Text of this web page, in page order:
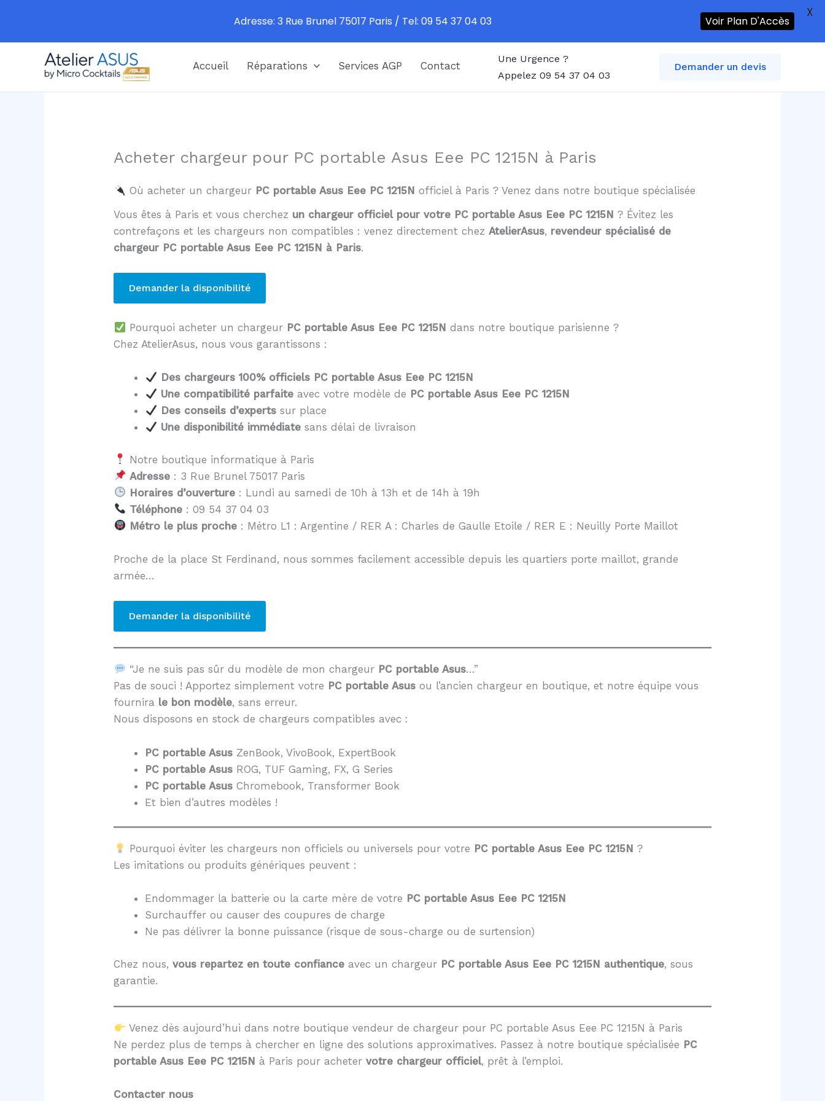
Accueil Réparations Services AGP Contact
Une Urgence ?
Appelez 09 54 37 04 03
Demander un devis
Acheter chargeur pour PC portable Asus Eee PC 1215N à Paris
Où acheter un chargeur PC portable Asus Eee PC 1215N officiel à Paris ? Venez dans notre boutique spécialisée
Vous êtes à Paris et vous cherchez un chargeur officiel pour votre PC portable Asus Eee PC 1215N ? Évitez les
contrefaçons et les chargeurs non compatibles : venez directement chezAtelierAsus, revendeur spécialisé de
chargeur PC portable Asus Eee PC 1215N à Paris.
Demander la disponibilité
Pourquoi acheter un chargeur PC portable Asus Eee PC 1215N dans notre boutique parisienne ?
Chez AtelierAsus, nous vous garantissons :
Des chargeurs 100% officiels PC portable Asus Eee PC 1215N
Une compatibilité parfaiteavec votre modèle de PC portable Asus Eee PC 1215N
Des conseils d’expertssur place
Une disponibilité immédiatesans délai de livraison
Notre boutique informatique à Paris
Adresse: 3 Rue Brunel 75017 Paris
Horaires d’ouverture: Lundi au samedi de 10h à 13h et de 14h à 19h
Téléphone: 09 54 37 04 03
Métro le plus proche: Métro L1 : Argentine / RER A : Charles de Gaulle Etoile / RER E : Neuilly Porte Maillot
Proche de la place St Ferdinand, nous sommes facilement accessible depuis les quartiers porte maillot, grande
armée…
Demander la disponibilité
“Je ne suis pas sûr du modèle de mon chargeur PC portable Asus…”
Pas de souci ! Apportez simplement votre PC portable Asusou l’ancien chargeur en boutique, et notre équipe vous
fournira le bon modèle, sans erreur.
Nous disposons en stock de chargeurs compatibles avec :
PC portable Asus ZenBook, VivoBook, ExpertBook
PC portable Asus ROG, TUF Gaming, FX, G Series
PC portable AsusChromebook, Transformer Book
Et bien d’autres modèles !
Pourquoi éviter les chargeurs non officiels ou universels pour votre PC portable Asus Eee PC 1215N ?
Les imitations ou produits génériques peuvent :
Endommager la batterie ou la carte mère de votre PC portable Asus Eee PC 1215N
Surchauffer ou causer des coupures de charge
Ne pas délivrer la bonne puissance (risque de sous-charge ou de surtension)
Chez nous,vous repartez en toute confiance avec un chargeur PC portable Asus Eee PC 1215N authentique, sous
garantie.
Venez dès aujourd’hui dans notre boutique vendeur de chargeur pour PC portable Asus Eee PC 1215N à Paris
Ne perdez plus de temps à chercher en ligne des solutions approximatives. Passez à notre boutique spécialisée PC
portable Asus Eee PC 1215N à Paris pour achetervotre chargeur officiel, prêt à l’emploi.
Contacter nous
Adresse: 3 Rue Brunel 75017 Paris / Tel: 09 54 37 04 03 Voir Plan D'Accès
X